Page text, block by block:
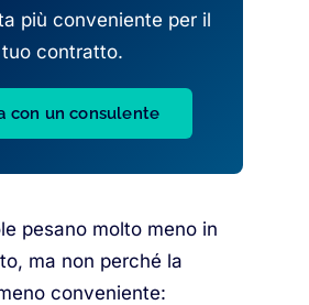
più conveniente per il
tuo contratto.
con un consulente
pesano molto meno in
ma non perché la
conveniente: